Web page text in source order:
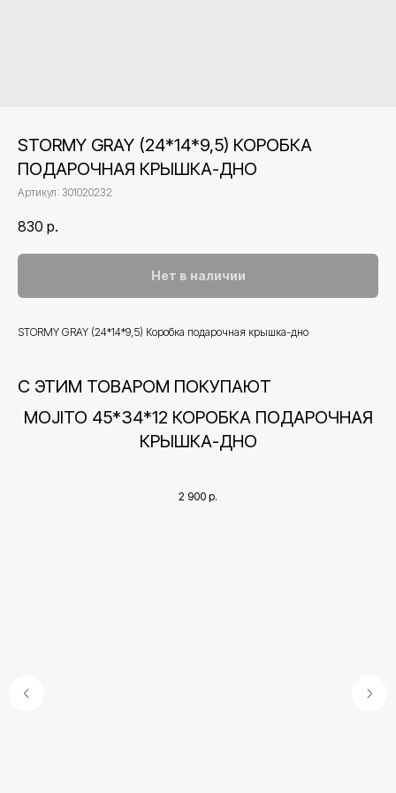
STORMY GRAY (24*14*9,5) КОРОБКА
ПОДАРОЧНАЯ КРЫШКА-ДНО
Артикул: 301020232
830 р.
Нет в наличии
STORMY GRAY (24*14*9,5) Коробка подарочная крышка-дно
С ЭТИМ ТОВАРОМ ПОКУПАЮТ
MOJITO 45*34*12 КОРОБКА ПОДАРОЧНАЯ
КРЫШКА-ДНО
2 900 р.